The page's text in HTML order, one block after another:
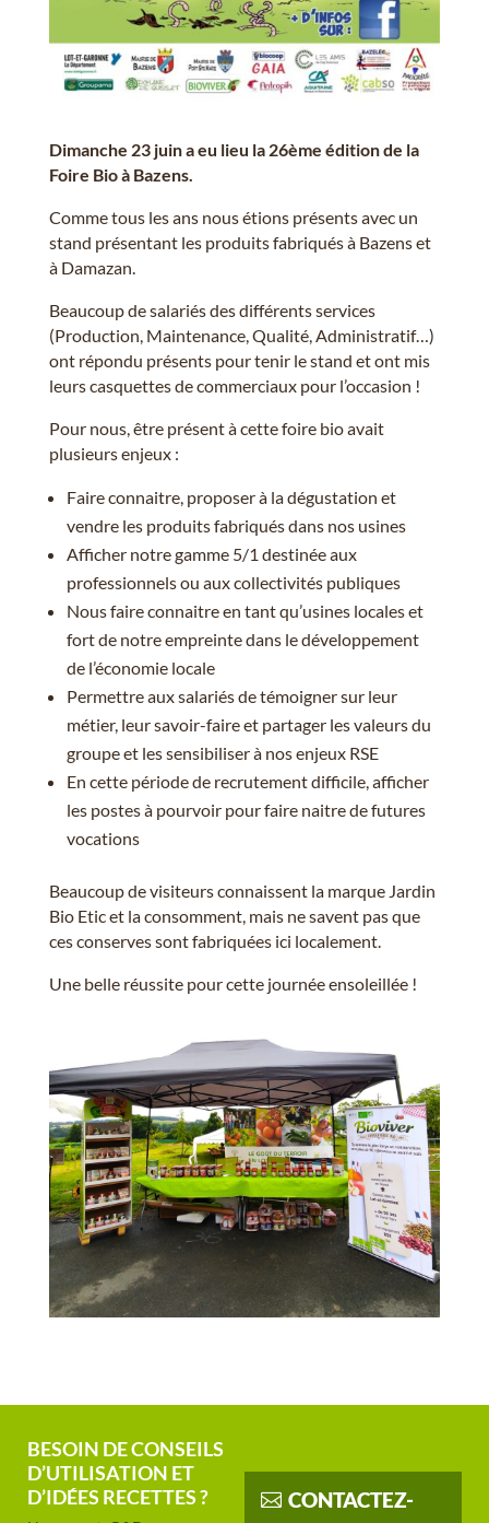
Dimanche 23 juin a eu lieu la 26ème édition de la
Foire Bio à Bazens.
Comme tous les ans nous étions présents avec un
stand présentant les produits fabriqués à Bazens et
à Damazan.
Beaucoup de salariés des différents services
(Production, Maintenance, Qualité, Administratif…)
ont répondu présents pour tenir le stand et ont mis
leurs casquettes de commerciaux pour l’occasion !
Pour nous, être présent à cette foire bio avait
plusieurs enjeux :
Faire connaitre, proposer à la dégustation et
vendre les produits fabriqués dans nos usines
Afficher notre gamme 5/1 destinée aux
professionnels ou aux collectivités publiques
Nous faire connaitre en tant qu’usines locales et
fort de notre empreinte dans le développement
de l’économie locale
Permettre aux salariés de témoigner sur leur
métier, leur savoir-faire et partager les valeurs du
groupe et les sensibiliser à nos enjeux RSE
En cette période de recrutement difficile, afficher
les postes à pourvoir pour faire naitre de futures
vocations
Beaucoup de visiteurs connaissent la marque Jardin
Bio Etic et la consomment, mais ne savent pas que
ces conserves sont fabriquées ici localement.
Une belle réussite pour cette journée ensoleillée !
BESOIN DE CONSEILS
D’UTILISATION ET
D’IDÉES RECETTES ?
CONTACTEZ-